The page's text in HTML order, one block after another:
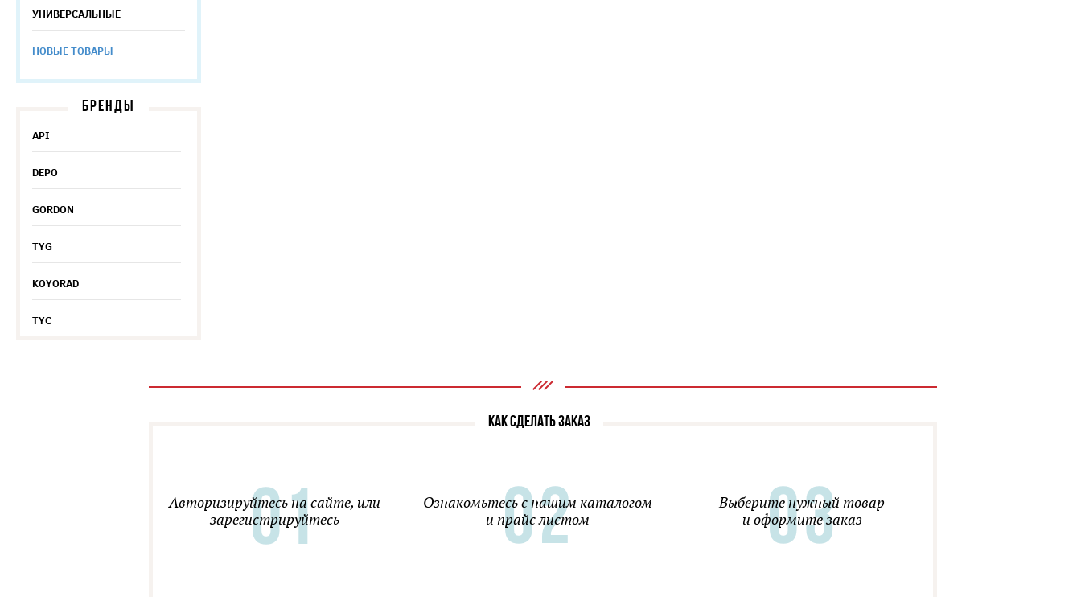
УНИВЕРСАЛЬНЫЕ
НОВЫЕ ТОВАРЫ
БРЕНДЫ
API
DEPO
GORDON
TYG
KOYORAD
TYC
КАК СДЕЛАТЬ ЗАКАЗ
Авторизируйтесь на сайте, или
зарегистрируйтесь
Ознакомьтесь с нашим каталогом
и прайс листом
Выберите нужный товар
и оформите заказ